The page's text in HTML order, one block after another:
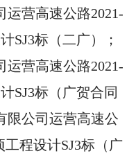
运营高速公路2021-
SJ3标（二广）；
运营高速公路2021-
SJ3标（广贺合同
限公司运营高速公
工程设计SJ3标（广